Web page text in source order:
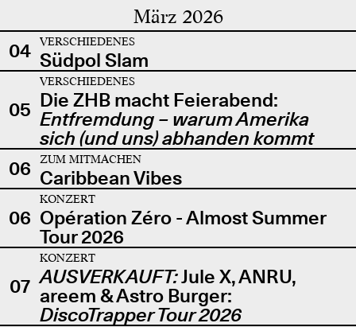
März 2026
04 VERSCHIEDENES
Südpol Slam
05
VERSCHIEDENES
Die ZHB macht Feierabend:
Entfremdung – warum Amerika
sich (und uns) abhanden kommt
06
ZUM MITMACHEN
Caribbean Vibes
06
KONZERT
Opération Zéro - Almost Summer
Tour 2026
07
KONZERT
AUSVERKAUFT:Jule X, ANRU,
areem & Astro Burger:
DiscoTrapper Tour 2026